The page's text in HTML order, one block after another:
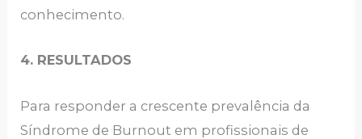
conhecimento.
4. RESULTADOS
Para responder a crescente prevalência da
Síndrome de Burnout em profissionais de